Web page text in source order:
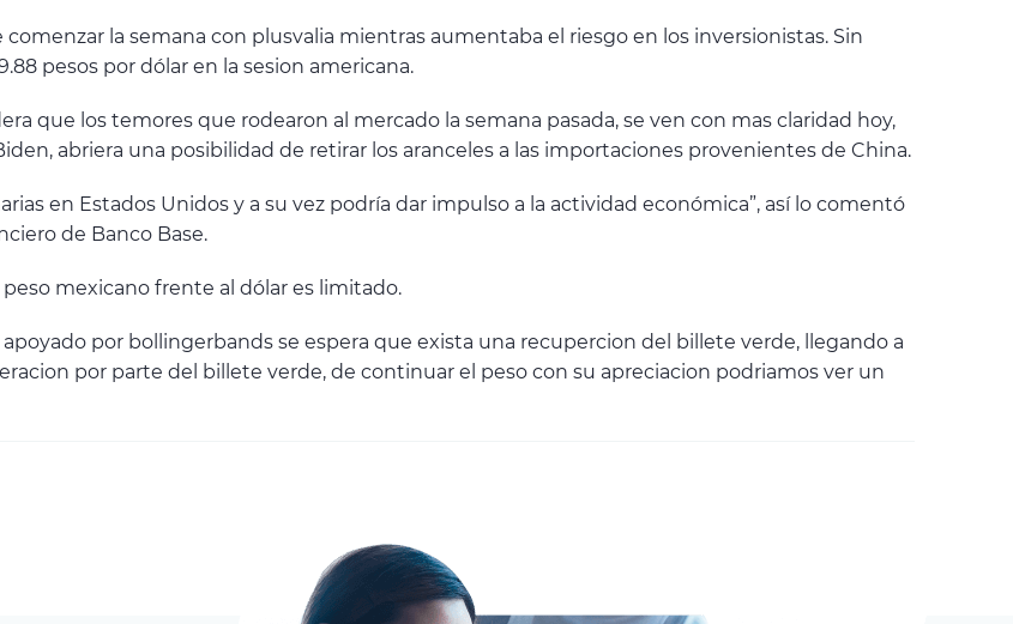
la semana con plusvalia mientras aumentaba el riesgo en los inversionistas. Sin
pesos por dólar en la sesion americana.
que los temores que rodearon al mercado la semana pasada, se ven con mas claridad hoy,
abriera una posibilidad de retirar los aranceles a las importaciones provenientes de China.
en Estados Unidos y a su vez podría dar impulso a la actividad económica”, así lo comentó
de Banco Base.
mexicano frente al dólar es limitado.
por bollingerbands se espera que exista una recupercion del billete verde, llegando a
por parte del billete verde, de continuar el peso con su apreciacion podriamos ver un